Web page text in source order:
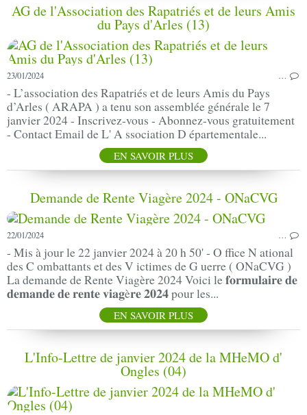
AG de l'Association des Rapatriés et de leurs Amis
du Pays d'Arles (13)
23/01/2024 …
- L’association des Rapatriés et de leurs Amis du Pays
d’Arles ( ARAPA ) a tenu son assemblée générale le 7
janvier 2024 - Inscrivez-vous - Abonnez-vous gratuitement
- Contact Email de L' A ssociation D épartementale...
EN SAVOIR PLUS
Demande de Rente Viagère 2024 - ONaCVG
22/01/2024 …
- Mis à jour le 22 janvier 2024 à 20 h 50' - O ffice N ational
des C ombattants et des V ictimes de G uerre ( ONaCVG )
La demande de Rente Viagère 2024 Voici le 𝐟𝐨𝐫𝐦𝐮𝐥𝐚𝐢𝐫𝐞 𝐝𝐞
𝐝𝐞𝐦𝐚𝐧𝐝𝐞 𝐝𝐞 𝐫𝐞𝐧𝐭𝐞 𝐯𝐢𝐚𝐠è𝐫𝐞 𝟐𝟎𝟐𝟒 pour les...
EN SAVOIR PLUS
L'Info-Lettre de janvier 2024 de la MHeMO d'
Ongles (04)